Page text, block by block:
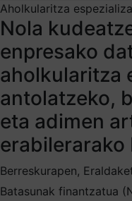
Aholkularitza
Nola
enpresako
aholkularitza
antolatzeko,
eta adimen
erabilerarako
Berreskurapen,
Batasunak finantzatua